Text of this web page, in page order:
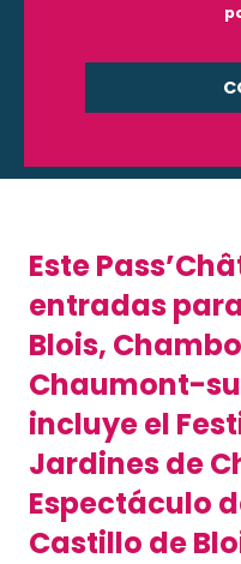
Este
entradas
Blois,
Chaumont-
incluye el
Jardines de
Espectáculo
Castillo de